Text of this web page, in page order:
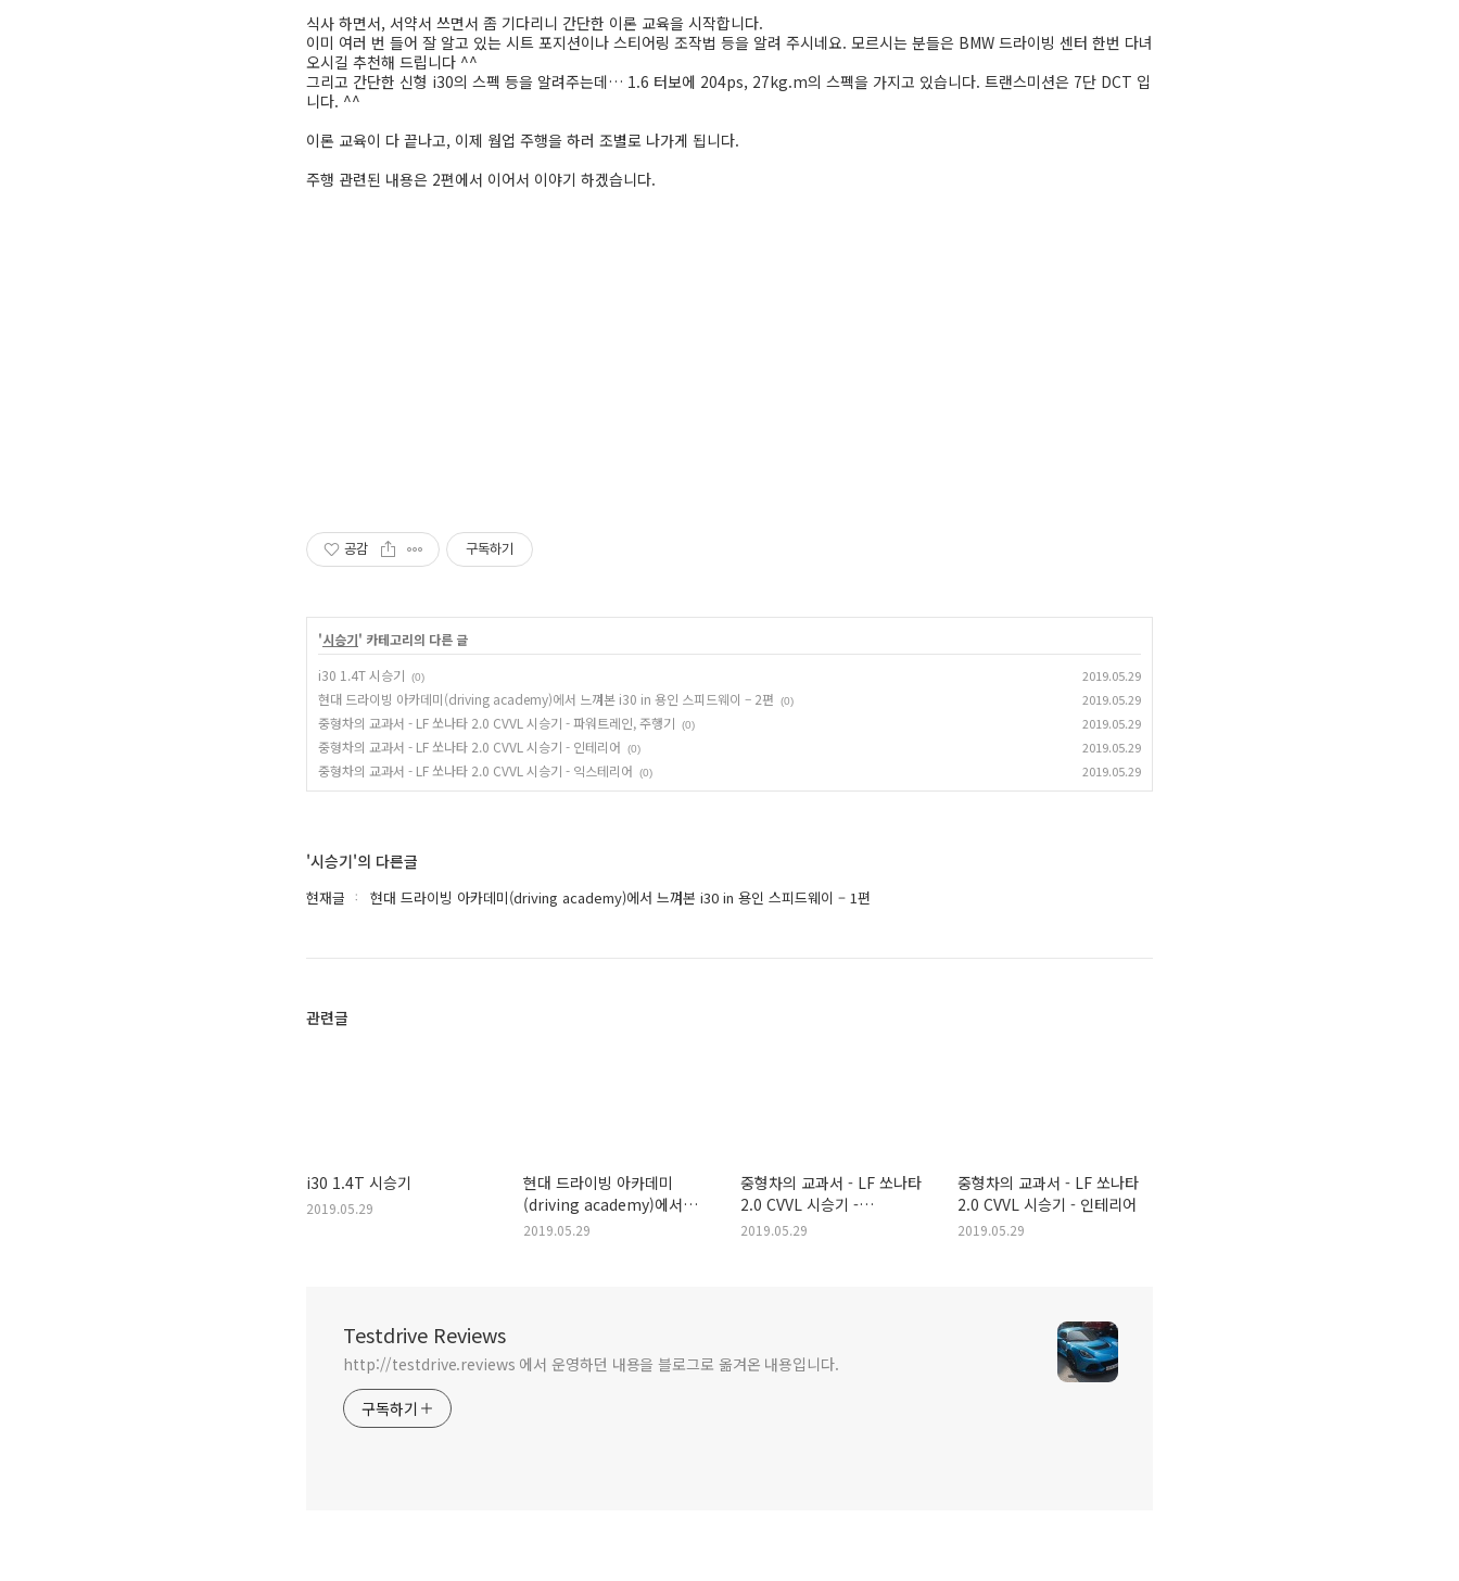
식사 하면서, 서약서 쓰면서 좀 기다리니 간단한 이론 교육을 시작합니다.
이미 여러 번 들어 잘 알고 있는 시트 포지션이나 스티어링 조작법 등을 알려 주시네요. 모르시는 분들은 BMW 드라이빙 센터 한번 다녀
오시길 추천해 드립니다 ^^
그리고 간단한 신형 i30의 스펙 등을 알려주는데… 1.6 터보에 204ps, 27kg.m의 스펙을 가지고 있습니다. 트랜스미션은 7단 DCT 입
니다. ^^
이론 교육이 다 끝나고, 이제 웜업 주행을 하러 조별로 나가게 됩니다.
주행 관련된 내용은 2편에서 이어서 이야기 하겠습니다.
공감 구독하기
'시승기' 카테고리의 다른 글
i30 1.4T 시승기
(0) 2019.05.29
현대 드라이빙 아카데미(driving academy)에서 느껴본 i30 in 용인 스피드웨이 – 2편 (0) 2019.05.29
중형차의 교과서 - LF 쏘나타 2.0 CVVL 시승기 - 파워트레인, 주행기 (0) 2019.05.29
중형차의 교과서 - LF 쏘나타 2.0 CVVL 시승기 - 인테리어 (0) 2019.05.29
중형차의 교과서 - LF 쏘나타 2.0 CVVL 시승기 - 익스테리어 (0) 2019.05.29
'시승기'의 다른글
현재글 현대 드라이빙 아카데미(driving academy)에서 느껴본 i30 in 용인 스피드웨이 – 1편
관련글
i30 1.4T 시승기
2019.05.29
현대 드라이빙 아카데미
(driving academy)에서
느껴본 i30 in 용인
2019.05.29
중형차의 교과서 - LF 쏘나타
2.0 CVVL 시승기 -
파워트레인, 주행기
2019.05.29
중형차의 교과서 - LF 쏘나타
2.0 CVVL 시승기 - 인테리어
2019.05.29
Testdrive Reviews
http://testdrive.reviews 에서 운영하던 내용을 블로그로 옮겨온 내용입니다.
구독하기